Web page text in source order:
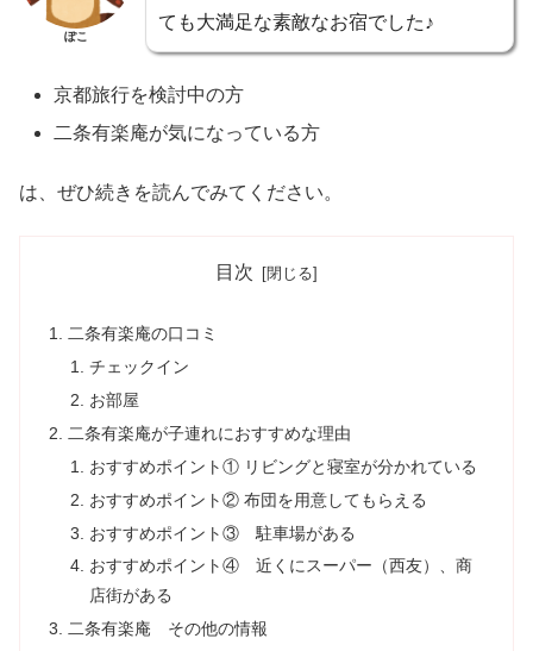
ぽこ
ても大満足な素敵なお宿でした♪
京都旅行を検討中の方
二条有楽庵が気になっている方
は、ぜひ続きを読んでみてください。
目次
二条有楽庵の口コミ
チェックイン
お部屋
二条有楽庵が子連れにおすすめな理由
おすすめポイント① リビングと寝室が分かれている
おすすめポイント② 布団を用意してもらえる
おすすめポイント③ 駐車場がある
おすすめポイント④ 近くにスーパー（西友）、商
店街がある
二条有楽庵 その他の情報